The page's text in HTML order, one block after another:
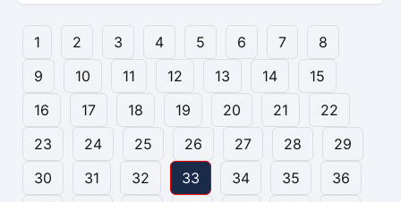
1 2 3 4 5 6 7
8
9
10 11 12 13 14
15
16
17 18 19 20 21
22
23
24 25 26 27 28
29
30
31 32 33 34 35
36